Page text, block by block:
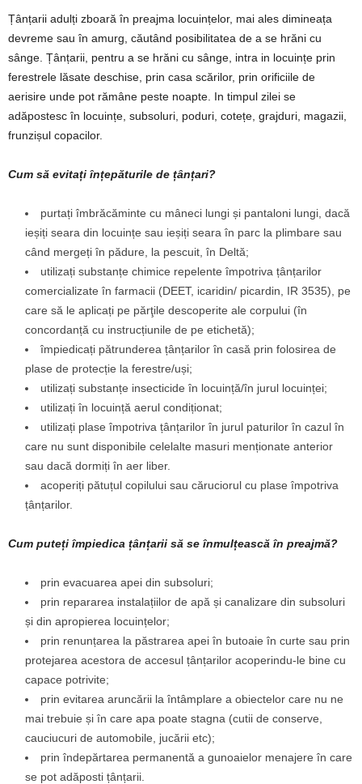
Țânțarii adulți zboară în preajma locuințelor, mai ales dimineața
devreme sau în amurg, căutând posibilitatea de a se hrăni cu
sânge. Țânțarii, pentru a se hrăni cu sânge, intra in locuințe prin
ferestrele lăsate deschise, prin casa scărilor, prin orificiile de
aerisire unde pot rămâne peste noapte. In timpul zilei se
adăpostesc în locuințe, subsoluri, poduri, cotețe, grajduri, magazii,
frunzișul copacilor.
Cum să evitați înțepăturile de țânțari?
purtați îmbrăcăminte cu mâneci lungi și pantaloni lungi, dacă
ieșiți seara din locuințe sau ieșiți seara în parc la plimbare sau
când mergeți în pădure, la pescuit, în Deltă;
utilizați substanțe chimice repelente împotriva țânțarilor
comercializate în farmacii (DEET, icaridin/ picardin, IR 3535), pe
care să le aplicați pe părţile descoperite ale corpului (în
concordanță cu instrucțiunile de pe etichetă);
împiedicați pătrunderea țânțarilor în casă prin folosirea de
plase de protecție la ferestre/uși;
utilizați substanțe insecticide în locuință/în jurul locuinței;
utilizați în locuință aerul condiționat;
utilizați plase împotriva țânțarilor în jurul paturilor în cazul în
care nu sunt disponibile celelalte masuri menționate anterior
sau dacă dormiți în aer liber.
acoperiți pătuțul copilului sau căruciorul cu plase împotriva
țânțarilor.
Cum puteți împiedica țânțarii să se înmulțească în preajmă?
prin evacuarea apei din subsoluri;
prin repararea instalațiilor de apă și canalizare din subsoluri
și din apropierea locuințelor;
prin renunțarea la păstrarea apei în butoaie în curte sau prin
protejarea acestora de accesul țânțarilor acoperindu-le bine cu
capace potrivite;
prin evitarea aruncării la întâmplare a obiectelor care nu ne
mai trebuie și în care apa poate stagna (cutii de conserve,
cauciucuri de automobile, jucării etc);
prin îndepărtarea permanentă a gunoaielor menajere în care
se pot adăposti țânțarii.